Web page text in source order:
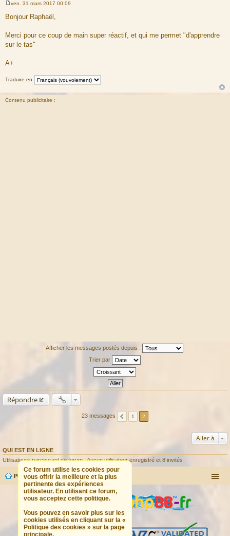
e
s
a
g
e
ven. 31 mars 2017 00:09
Bonjour Raphaël,
Merci pour ce coup de main super réactif, et qui me permet "d'apprendre
sur le tas"
A+
Traduire en
Contenu publicitaire :
Afficher les messages postés depuis :
Trier par
Répondre
23 messages 1 2
Aller à
QUI EST EN LIGNE
Utilisateurs parcourant ce forum : Aucun utilisateur enregistré et 8 invités
Ce forum utilise les cookies pour
vous offrir la meilleure et la plus
pertinente des expériences
utilisateur. En utilisant ce forum,
vous acceptez cette politique.
Vous pouvez en savoir plus sur les
cookies utilisés en cliquant sur la «
Politique des cookies » sur la page
principale.
Portail Forum